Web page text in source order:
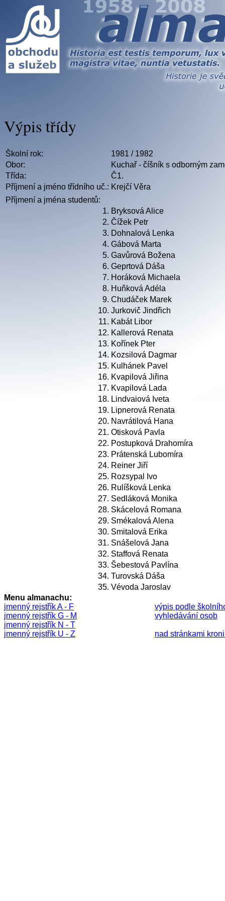
Výpis třídy
Školní rok:
1981 / 1982
Obor:
Kuchař - číšník s odborným
Třída:
Č1.
Příjmení a jméno třídního uč.: Krejčí Věra
Příjmení a jména studentů:
1. Bryksová Alice
2. Čížek Petr
3. Dohnalová Lenka
4. Gábová Marta
5. Gavůrová Božena
6. Geprtová Dáša
7. Horáková Michaela
8. Huňková Adéla
9. Chudáček Marek
10. Jurkovič Jindřich
11. Kabát Libor
12. Kallerová Renata
13. Kořínek Pter
14. Kozsilová Dagmar
15. Kulhánek Pavel
16. Kvapilová Jiřina
17. Kvapilová Lada
18. Lindvaiová Iveta
19. Lipnerová Renata
20. Navrátilová Hana
21. Otisková Pavla
22. Postupková Drahomíra
23. Prátenská Lubomíra
24. Reiner Jiří
25. Rozsypal Ivo
26. Rulíšková Lenka
27. Sedláková Monika
28. Skácelová Romana
29. Smékalová Alena
30. Smitalová Erika
31. Snášelová Jana
32. Staffová Renata
33. Šebestová Pavlína
34. Turovská Dáša
35. Vévoda Jaroslav
Menu almanachu:
jmenný rejstřík A - F
jmenný rejstřík G - M
jmenný rejstřík N - T
jmenný rejstřík U - Z
výpis podle
vyhledávání osob
nad stránkami